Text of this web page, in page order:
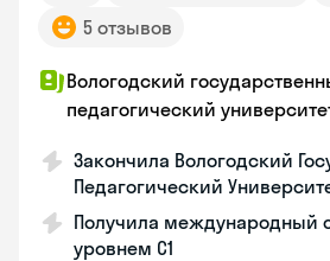
5 отзывов
Вологодский
педагогический
Закончила Вологодский
Педагогический
Получила международный
уровнем C1